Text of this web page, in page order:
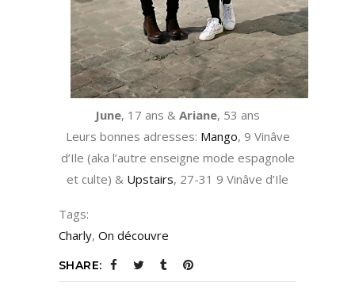
June, 17 ans & Ariane, 53 ans
Leurs bonnes adresses: Mango, 9 Vinâve
d’Ile (aka l’autre enseigne mode espagnole
et culte) & Upstairs, 27-31 9 Vinâve d’Ile
Tags:
Charly, On découvre
SHARE: